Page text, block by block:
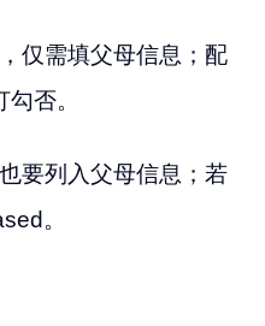
仅需填父母信息；配
否。
要列入父母信息；若
。